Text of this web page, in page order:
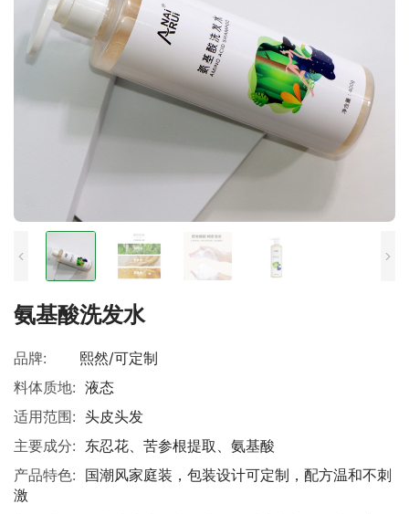
氨基酸洗发水
品牌:
熙然/可定制
料体质地: 液态
适用范围: 头皮头发
主要成分: 东忍花、苦参根提取、氨基酸
产品特色: 国潮风家庭装，包装设计可定制，配方温和不刺
激